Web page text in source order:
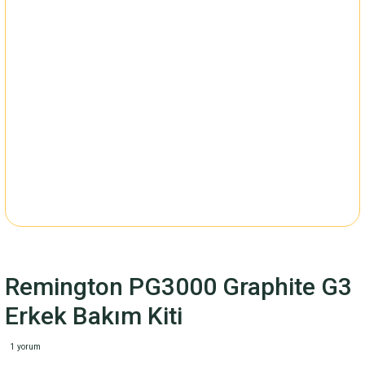
Remington PG3000 Graphite G3
Erkek Bakım Kiti
1 yorum